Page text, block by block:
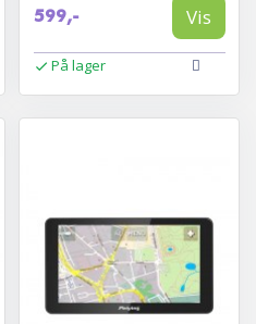
599,- Vis
På lager